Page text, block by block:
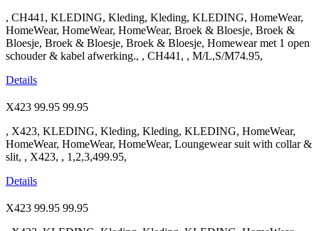
, CH441, KLEDING, Kleding, Kleding, KLEDING, HomeWear,
HomeWear, HomeWear, HomeWear, Broek & Bloesje, Broek &
Bloesje, Broek & Bloesje, Broek & Bloesje, Homewear met 1 open
schouder & kabel afwerking., , CH441, , M/L,S/M74.95,
Details
X423 99.95 99.95
, X423, KLEDING, Kleding, Kleding, KLEDING, HomeWear,
HomeWear, HomeWear, HomeWear, Loungewear suit with collar &
slit, , X423, , 1,2,3,499.95,
Details
X423 99.95 99.95